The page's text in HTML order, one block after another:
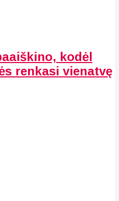
kodėl
renkasi vienatvę